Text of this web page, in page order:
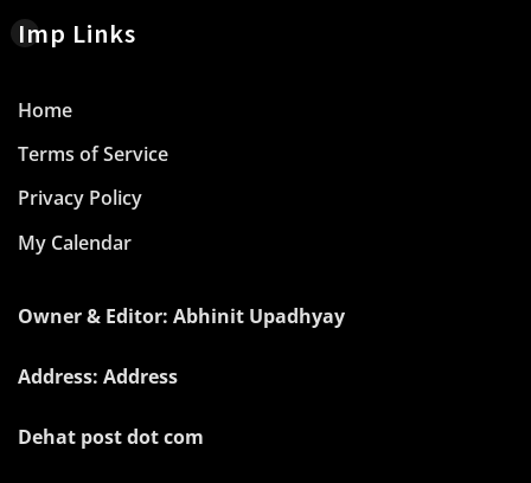
Imp Links
Home
Terms of Service
Privacy Policy
My Calendar
Owner & Editor: Abhinit Upadhyay
Address: Address
Dehat post dot com